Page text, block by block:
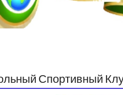
Спортивный